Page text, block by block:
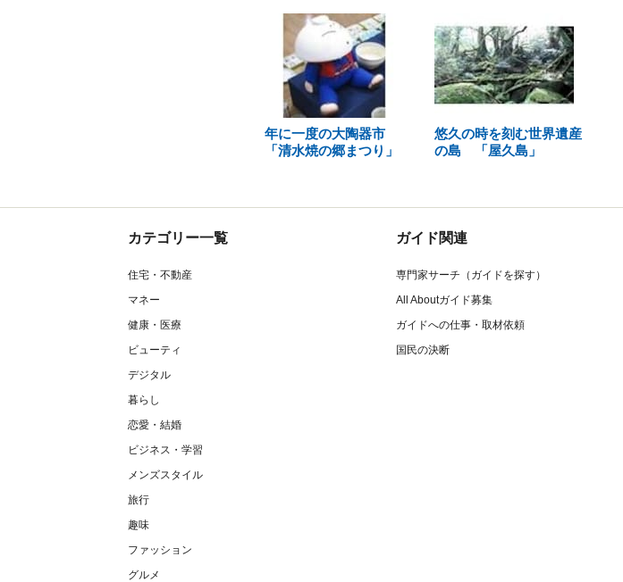
年に一度の大陶器市
「清水焼の郷まつり」
悠久の時を刻む世界遺産
の島 「屋久島」
カテゴリー一覧
住宅・不動産
マネー
健康・医療
ビューティ
デジタル
暮らし
恋愛・結婚
ビジネス・学習
メンズスタイル
旅行
趣味
ファッション
グルメ
ガイド関連
専門家サーチ（ガイドを探す）
All Aboutガイド募集
ガイドへの仕事・取材依頼
国民の決断